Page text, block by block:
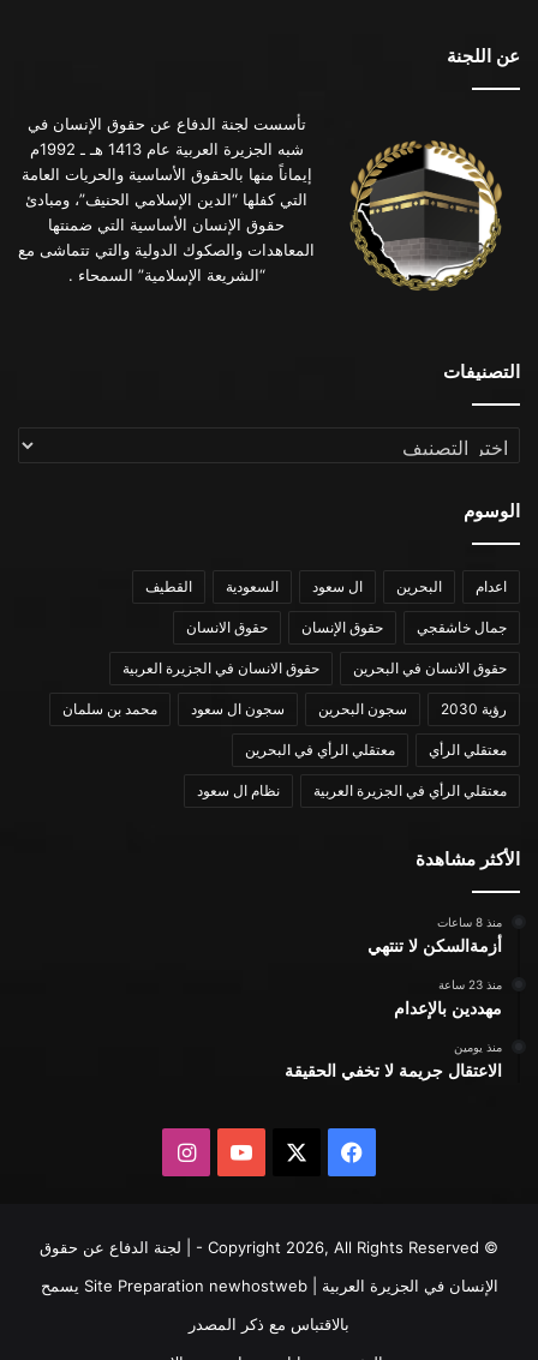
عن اللجنة
تأسست لجنة الدفاع عن حقوق الإنسان في
شبه الجزيرة العربية عام 1413 هـ ـ 1992م
إيماناً منها بالحقوق الأساسية والحريات العامة
التي كفلها “الدين الإسلامي الحنيف”، ومبادئ
حقوق الإنسان الأساسية التي ضمنتها
المعاهدات والصكوك الدولية والتي تتماشى مع
“الشريعة الإسلامية” السمحاء .
التصنيفات
التصنيفات
الوسوم
اعدام البحرين ال سعود السعودية القطيف
جمال خاشقجي حقوق الإنسان حقوق الانسان
حقوق الانسان في البحرين حقوق الانسان في الجزيرة العربية
رؤية 2030 سجون البحرين سجون ال سعود محمد بن سلمان
معتقلي الرأي معتقلي الرأي في البحرين
معتقلي الرأي في الجزيرة العربية نظام ال سعود
الأكثر مشاهدة
منذ 8 ساعات
أزمةالسكن لا تنتهي
منذ 23 ساعة
مهددين بالإعدام
منذ يومين
الاعتقال جريمة لا تخفي الحقيقة
فيسبوك يوتيوبانستقرام
© Copyright 2026, All Rights Reserved - | لجنة الدفاع عن حقوق
الإنسان في الجزيرة العربية | Site Preparationnewhostweb
يسمح
بالاقتباس مع ذكر المصدر